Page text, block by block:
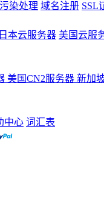
染处理 域名注册 SSL
日本云服务器 美国云服
美国CN2服务器 新加
中心 词汇表